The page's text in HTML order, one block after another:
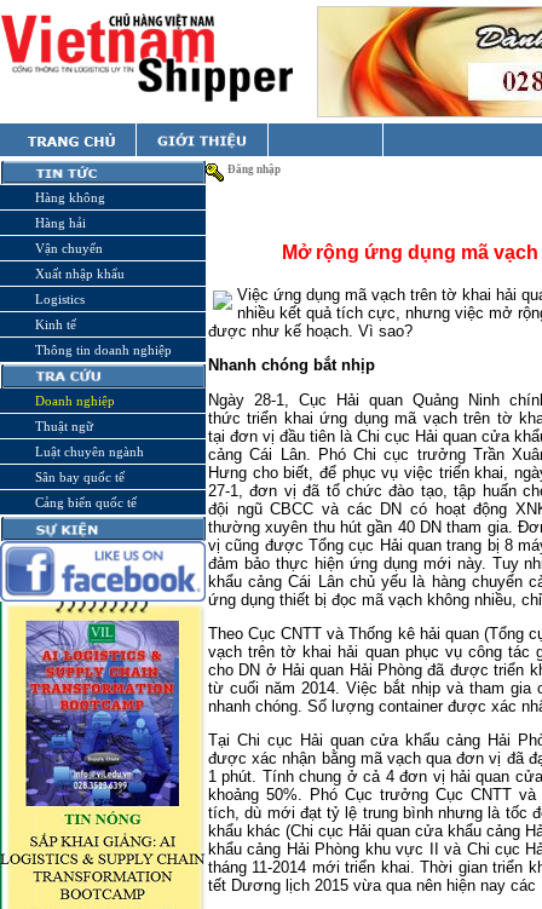
Hàng không
Hàng hải
Vận chuyển
Xuất nhập khẩu
Logistics
Kinh tế
Thông tin doanh nghiệp
Doanh nghiệp
Thuật ngữ
Luật chuyên ngành
Sân bay quốc tế
Cảng biển quốc tế
Đăng nhập
Mở rộng ứng dụng mã
Việc ứng dụng mã vạch trên tờ khai hải
nhiều kết quả tích cực, nhưng việc mở
được như kế hoạch. Vì sao?
Nhanh chóng bắt nhịp
Ngày 28-1, Cục Hải quan Quảng Ninh
thức triển khai ứng dụng mã vạch trên tờ
tại đơn vị đầu tiên là Chi cục Hải quan cửa
cảng Cái Lân. Phó Chi cục trưởng Trần
Hưng cho biết, để phục vụ việc triển khai,
27-1, đơn vị đã tổ chức đào tạo, tập huấn
đội ngũ CBCC và các DN có hoạt động
thường xuyên thu hút gần 40 DN tham gia.
vị cũng được Tổng cục Hải quan trang bị 8
đảm bảo thực hiện ứng dụng mới này. Tuy
khẩu cảng Cái Lân chủ yếu là hàng chuyển
ứng dụng thiết bị đọc mã vạch không nhiều,
Theo Cục CNTT và Thống kê hải quan (Tổng
vạch trên tờ khai hải quan phục vụ công tác
cho DN ở Hải quan Hải Phòng đã được triển
từ cuối năm 2014. Việc bắt nhịp và tham gia
nhanh chóng. Số lượng container được xác
Tại Chi cục Hải quan cửa khẩu cảng Hải
được xác nhận bằng mã vạch qua đơn vị đã
1 phút. Tính chung ở cả 4 đơn vị hải quan
khoảng 50%. Phó Cục trưởng Cục CNTT
tích, dù mới đạt tỷ lệ trung bình nhưng là tốc
khẩu khác (Chi cục Hải quan cửa khẩu cảng
khẩu cảng Hải Phòng khu vực II và Chi cục
tháng 11-2014 mới triển khai. Thời gian triển
tết Dương lịch 2015 vừa qua nên hiện nay